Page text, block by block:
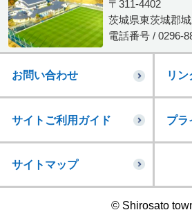
〒311-4402
茨城県東茨城郡
電話番号 / 0296-
お問い合わせ リン
サイトご利用ガイド プラ
サイトマップ
© Shirosato